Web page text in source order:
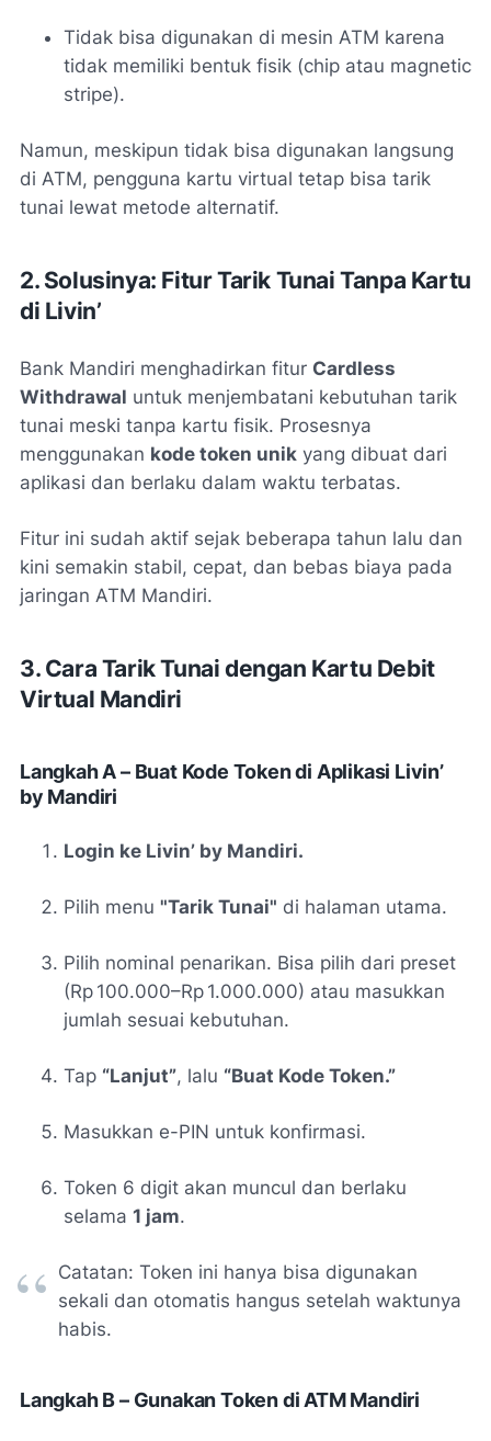
Tidak bisa digunakan di mesin ATM karena
tidak memiliki bentuk fisik (chip atau magnetic
stripe).
Namun, meskipun tidak bisa digunakan langsung
di ATM, pengguna kartu virtual tetap bisa tarik
tunai lewat metode alternatif.
2. Solusinya: Fitur Tarik Tunai Tanpa Kartu
di Livin’
Bank Mandiri menghadirkan fitur Cardless
Withdrawal untuk menjembatani kebutuhan tarik
tunai meski tanpa kartu fisik. Prosesnya
menggunakan kode token unik yang dibuat dari
aplikasi dan berlaku dalam waktu terbatas.
Fitur ini sudah aktif sejak beberapa tahun lalu dan
kini semakin stabil, cepat, dan bebas biaya pada
jaringan ATM Mandiri.
3. Cara Tarik Tunai dengan Kartu Debit
Virtual Mandiri
Langkah A – Buat Kode Token di Aplikasi Livin’
by Mandiri
Login ke Livin’ by Mandiri.
Pilih menu "Tarik Tunai" di halaman utama.
Pilih nominal penarikan. Bisa pilih dari preset
(Rp 100.000–Rp 1.000.000) atau masukkan
jumlah sesuai kebutuhan.
Tap “Lanjut”, lalu “Buat Kode Token.”
Masukkan e-PIN untuk konfirmasi.
Token 6 digit akan muncul dan berlaku
selama 1 jam.
Catatan: Token ini hanya bisa digunakan
sekali dan otomatis hangus setelah waktunya
habis.
Langkah B – Gunakan Token di ATM Mandiri